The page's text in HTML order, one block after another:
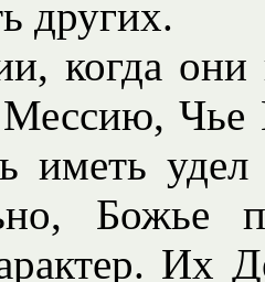
других.
когда
Чье
иметь
Божье
Их